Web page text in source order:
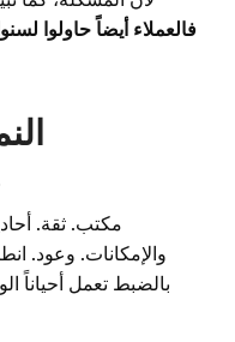
فالعملاء أيضاً حاولوا
مكتب. ثقة.
والإمكانات. وعود.
بالضبط تعمل أحياناً